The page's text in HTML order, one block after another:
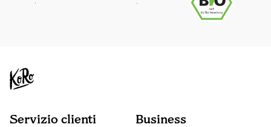
Servizio clienti Business